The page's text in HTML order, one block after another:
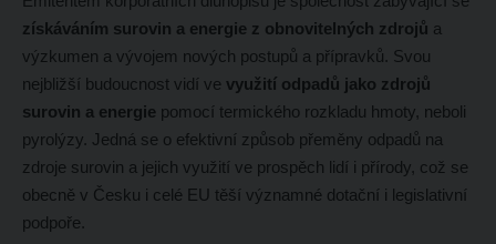
získáváním surovin a energie z obnovitelných zdrojů a
výzkumen a vývojem nových postupů a přípravků. Svou
nejbližší budoucnost vidí ve využití odpadů jako zdrojů
surovin a energie pomocí termického rozkladu hmoty, neboli
pyrolýzy. Jedná se o efektivní způsob přeměny odpadů na
zdroje surovin a jejich využití ve prospěch lidí i přírody, což se
obecně v Česku i celé EU těší významné dotační i legislativní
podpoře.